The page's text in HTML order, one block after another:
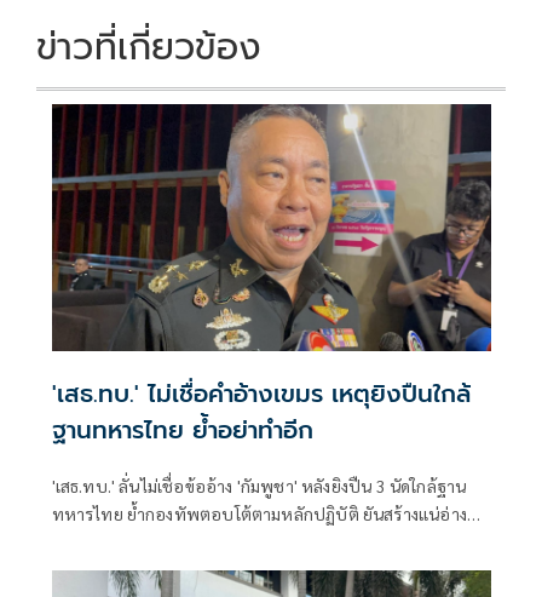
ข่าวที่เกี่ยวข้อง
'เสธ.ทบ.' ไม่เชื่อคำอ้างเขมร เหตุยิงปืนใกล้
ฐานทหารไทย ย้ำอย่าทำอีก
'เสธ.ทบ.' ลั่นไม่เชื่อข้ออ้าง 'กัมพูชา' หลังยิงปืน 3 นัดใกล้ฐาน
ทหารไทย ย้ำกองทัพตอบโต้ตามหลักปฏิบัติ ยันสร้างแน่อ่าง
ให้ประเทศชาติ